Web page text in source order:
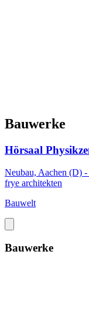
Bauwerke
Hörsaal
Neubau, Aachen (D)
frye architekten
Bauwelt
Bauwerke